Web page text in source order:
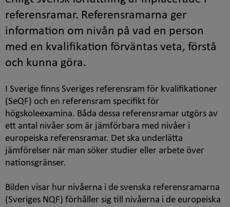
referensramar. Referensramarna ger
information om nivån på vad en person
med en kvalifikation förväntas veta, förstå
och kunna göra.
I Sverige finns Sveriges referensram för kvalifikationer
(SeQF) och en referensram specifikt för
högskoleexamina. Båda dessa referensramar utgörs av
ett antal nivåer som är jämförbara med nivåer i
europeiska referensramar. Det ska underlätta
jämförelser när man söker studier eller arbete över
nationsgränser.
Bilden visar hur nivåerna i de svenska referensramarna
(Sveriges NQF) förhåller sig till nivåerna i de europeiska